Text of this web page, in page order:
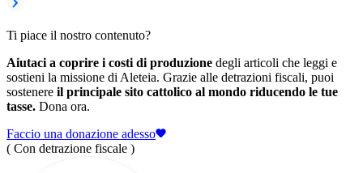
Ti piace il nostro contenuto?
Aiutaci a coprire i costi di produzione degli articoli che leggi e
sostieni la missione di Aleteia. Grazie alle detrazioni fiscali, puoi
sostenere il principale sito cattolico al mondo riducendo le tue
tasse. Dona ora.
Faccio una donazione adesso
( Con detrazione fiscale )